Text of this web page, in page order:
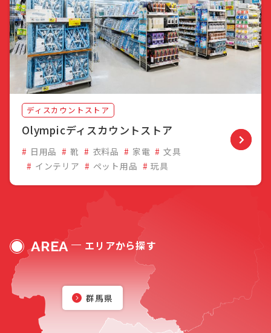
ディスカウントストア
Olympicディスカウントストア
日用品 靴 衣料品 家電
文具
インテリア
ペット用品 玩具
AREA エリアから探す
群馬県